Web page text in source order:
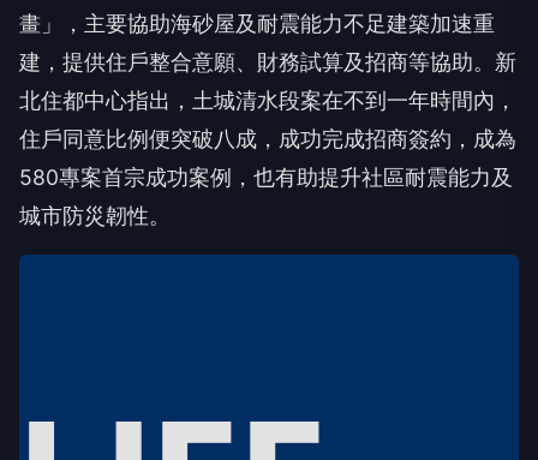
畫」，主要協助海砂屋及耐震能力不足建築加速重
建，提供住戶整合意願、財務試算及招商等協助。新
北住都中心指出，土城清水段案在不到一年時間內，
住戶同意比例便突破八成，成功完成招商簽約，成為
580專案首宗成功案例，也有助提升社區耐震能力及
城市防災韌性。